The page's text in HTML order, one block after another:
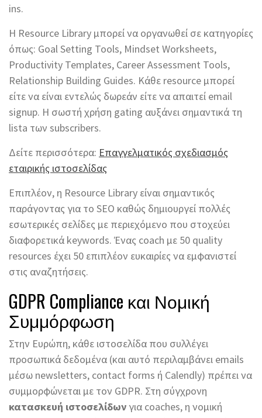
ins.
Η Resource Library μπορεί να οργανωθεί σε κατηγορίες
όπως: Goal Setting Tools, Mindset Worksheets,
Productivity Templates, Career Assessment Tools,
Relationship Building Guides. Κάθε resource μπορεί
είτε να είναι εντελώς δωρεάν είτε να απαιτεί email
signup. Η σωστή χρήση gating αυξάνει σημαντικά τη
lista των subscribers.
Δείτε περισσότερα: Επαγγελματικός σχεδιασμός
εταιρικής ιστοσελίδας
Επιπλέον, η Resource Library είναι σημαντικός
παράγοντας για το SEO καθώς δημιουργεί πολλές
εσωτερικές σελίδες με περιεχόμενο που στοχεύει
διαφορετικά keywords. Ένας coach με 50 quality
resources έχει 50 επιπλέον ευκαιρίες να εμφανιστεί
στις αναζητήσεις.
GDPR Compliance και Νομική
Συμμόρφωση
Στην Ευρώπη, κάθε ιστοσελίδα που συλλέγει
προσωπικά δεδομένα (και αυτό περιλαμβάνει emails
μέσω newsletters, contact forms ή Calendly) πρέπει να
συμμορφώνεται με τον GDPR. Στη σύγχρονη
κατασκευή ιστοσελίδωνγια coaches, η νομική